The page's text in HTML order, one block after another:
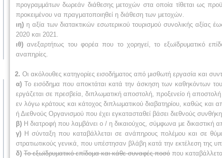
προγραμμάτων δωρεάν διάθεσης μετοχών στα οποία τίθεται ως
προκειμένου να πραγματοποιηθεί η διάθεση των μετοχών.
ιη) η αξία των διατακτικών εσωτερικού τουρισμού συνολικής αξίας
2020 και 2021
ιθ) ανεξαρτήτως του φορέα που το χορηγεί, το εξωϊδρυματικό
αναπηρίες.
2. Οι ακόλουθες κατηγορίες εισοδήματος από μισθωτή εργασία και
α) Το εισόδημα που αποκτάται κατά την άσκηση των καθηκόντων
εργάζεται σε πρεσβεία, διπλωματική αποστολή, προξενείο ή
εν λόγω κράτους και κάτοχος διπλωματικού διαβατηρίου, καθώς
ή Διεθνούς Οργανισμού που έχει εγκατασταθεί βάσει διεθνούς
β) Η διατροφή που λαμβάνει ο / η δικαιούχος, σύμφωνα με δικαστική
γ) Η σύνταξη που καταβάλλεται σε ανάπηρους πολέμου και σε
στρατιωτικούς γενικά, που υπέστησαν βλάβη κατά την εκτέλεση της
δ) Το εξωϊδρυματικό επίδομα και κάθε συναφές ποσό που